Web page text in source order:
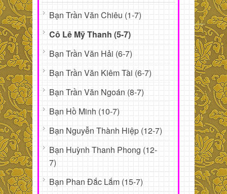
Bạn Trần Văn Chiêu (1-7)
Cô Lê Mỹ Thanh (5-7)
Bạn Trần Văn Hải (6-7)
Bạn Trần Văn Kiêm Tài (6-7)
Bạn Trần Văn Ngoán (8-7)
Bạn Hồ Minh (10-7)
Bạn Nguyễn Thành Hiệp (12-7)
Bạn Huỳnh Thanh Phong (12-
7)
Bạn Phan Đắc Lắm (15-7)